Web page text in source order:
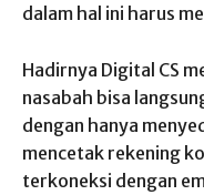
dalam hal ini harus
Hadirnya Digital CS
nasabah bisa
dengan hanya
mencetak rekening
terkoneksi dengan